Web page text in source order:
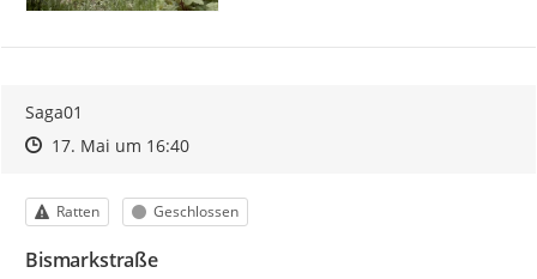
Saga01
Zeitpunkt des Erstellens
Zeitpunkt des Erstellens
17. Mai um 16:40Zur Äußerung
Kategorie
Ratten Status
Geschlossen
Bismarkstraße